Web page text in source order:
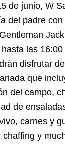
de junio, W
del padre con
las
disfrutar
que
del campo,
de
carnes y
chaffing y